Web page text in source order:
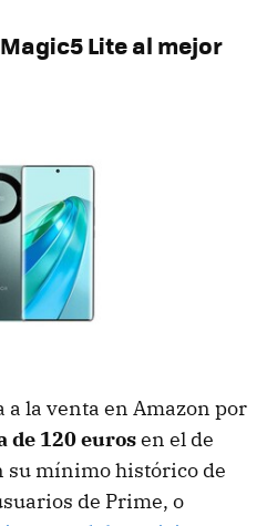
Lite al mejor
la venta en Amazon por
de 120 eurosen el de
su mínimo histórico de
de Prime, o